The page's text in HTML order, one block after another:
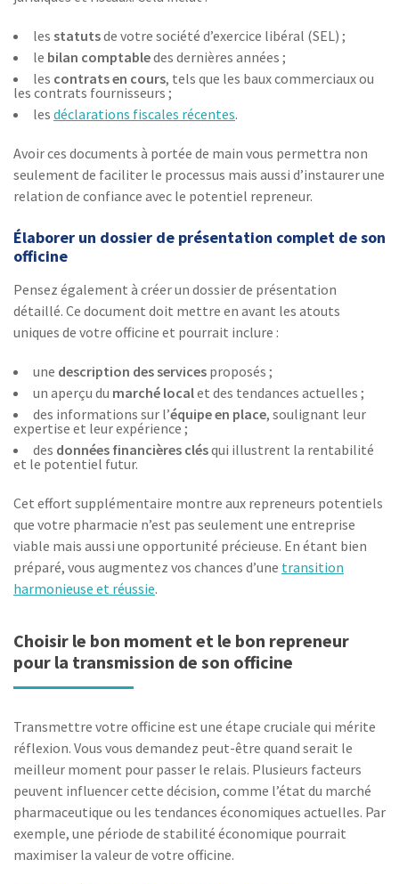
les statutsde votre société d’exercice libéral (SEL) ;
le bilan comptabledes dernières années ;
les contrats en cours, tels que les baux commerciaux ou
les contrats fournisseurs ;
les déclarations fiscales récentes.
Avoir ces documents à portée de main vous permettra non
seulement de faciliter le processus mais aussi d’instaurer une
relation de confiance avec le potentiel repreneur.
Élaborer un dossier de présentation complet de son
officine
Pensez également à créer un dossier de présentation
détaillé. Ce document doit mettre en avant les atouts
uniques de votre officine et pourrait inclure :
une description des services proposés ;
un aperçu du marché localet des tendances actuelles ;
des informations sur l’équipe en place, soulignant leur
expertise et leur expérience ;
des données financières clésqui illustrent la rentabilité
et le potentiel futur.
Cet effort supplémentaire montre aux repreneurs potentiels
que votre pharmacie n’est pas seulement une entreprise
viable mais aussi une opportunité précieuse. En étant bien
préparé, vous augmentez vos chances d’une transition
harmonieuse et réussie.
Choisir le bon moment et le bon repreneur
pour la transmission de son officine
Transmettre votre officine est une étape cruciale qui mérite
réflexion. Vous vous demandez peut-être quand serait le
meilleur moment pour passer le relais. Plusieurs facteurs
peuvent influencer cette décision, comme l’état du marché
pharmaceutique ou les tendances économiques actuelles. Par
exemple, une période de stabilité économique pourrait
maximiser la valeur de votre officine.